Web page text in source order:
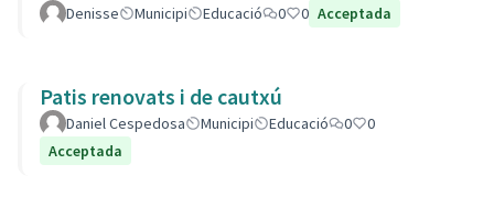
Denisse Municipi Educació 0 0 Acceptada
Patis renovats i de cautxú
Daniel Cespedosa Municipi Educació 0
0
Acceptada